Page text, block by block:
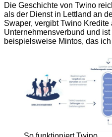
Die Geschichte von Twino
als der Dienst in Lettland an
Swaper, vergibt Twino Kredite
Unternehmensverbund und
beispielsweise Mintos, das